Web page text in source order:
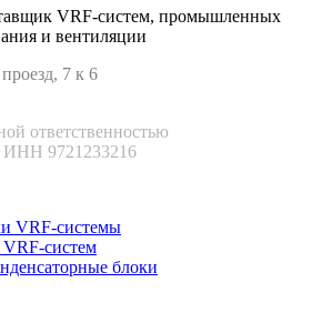
VRF-cистем, промышленных
и вентиляции
7 к 6
ответственностью
ИНН 9721233216
VRF-cистемы
cистем
блоки